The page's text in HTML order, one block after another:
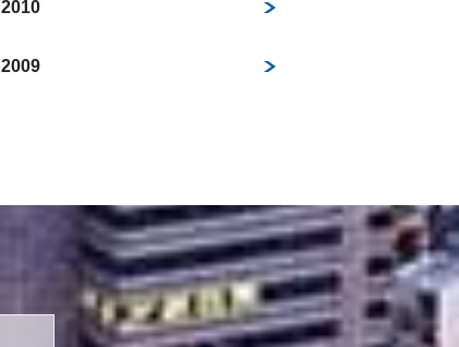
2010
2009